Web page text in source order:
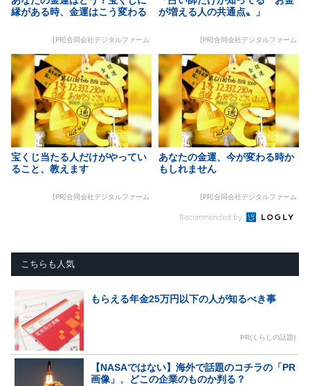
縁がある時、金運はこう変わる
[PR]合同会社デジタルファーム
が増える人の共通点〟」
[PR]合同会社デジタルファーム
宝くじ当たる人だけがやってい
ること、教えます
[PR]合同会社デジタルファーム
あなたの金運、今が変わる時か
もしれません
[PR]合同会社デジタルファーム
Recommended by
こちらも人気
もらえる年金25万円以下の人が知るべき事
PR(くらしの話題)
【NASAではない】海外で話題のコチラの「PR
画像」、どこの企業のものか判る？